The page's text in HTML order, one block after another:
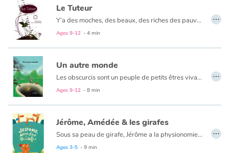
Help
Home
Family
Schools
Libraries
Videos & Tutorials
Le Tuteur
Y’a des moches, des beaux, des riches des pauvres, des chanceux, des poisseux, des joyeux, des malheureux, des égoïstes et des généreux. Marco trouve que c’est injuste...
Ages 9-12 - 4 min
…
Un autre monde
Les obscurcis sont un peuple de petits êtres vivant au fond d'un puits. Dans l'obscurité, ils ne savent pas à quoi ils ressemblent, pensent que les parois du puits sont les limites de leur univers et que son entrée éblouissante est une lune fontaine. Un jour d'orage, une branche enflammée par la foudre tombe au fond du puits, éclairant un des leurs...
Ages 9-12 - 8 min
…
Jérôme, Amédée & les girafes
Sous sa peau de girafe, Jérôme a la physionomie d’un ours. Son pelage tacheté l’incite alors à se tourner du côté de celles qu’il pense être ses congénères. Lorsqu’elles lui demandent, « t’es qui toi ? », Jérôme leur répond « une girafe pardi » ! Mais les belles au long cou ne l’entendent pas de la sorte : après concertation, elles déclarent que « bien que monsieur soit vêtu de taches et d’orange », elles le considèrent comme un ours. Abattu, le pauvre se rend donc au rocher de ses frères plantigrades. Là-bas encore et au vu de leur épouvante, il comprend n’être pas des leurs. Seule l’arrivée d’Amédée, une girafe à l’allure d’éléphant, tirera Jérôme de sa douloureuse solitude. Les deux s’en iront fonder un nouveau troupeau de girafes… atypiques. Certaines d’entre elles auront un physique d’oiseau, de rhinocéros ou de lion ; mais qu’importe ?
Ages 3-5 - 9 min
…